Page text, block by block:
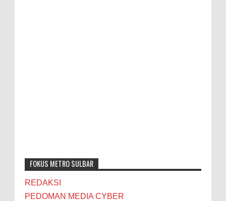
FOKUS METRO SULBAR
REDAKSI
PEDOMAN MEDIA CYBER